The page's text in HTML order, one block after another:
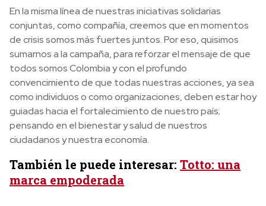
En la misma línea de nuestras iniciativas solidarias
conjuntas, como compañía, creemos que en momentos
de crisis somos más fuertes juntos. Por eso, quisimos
sumarnos a la campaña, para reforzar el mensaje de que
todos somos Colombia y con el profundo
convencimiento de que todas nuestras acciones, ya sea
como individuos o como organizaciones, deben estar hoy
guiadas hacia el fortalecimiento de nuestro país;
pensando en el bienestar y salud de nuestros
ciudadanos y nuestra economía.
También le puede interesar: Totto: una
marca empoderada